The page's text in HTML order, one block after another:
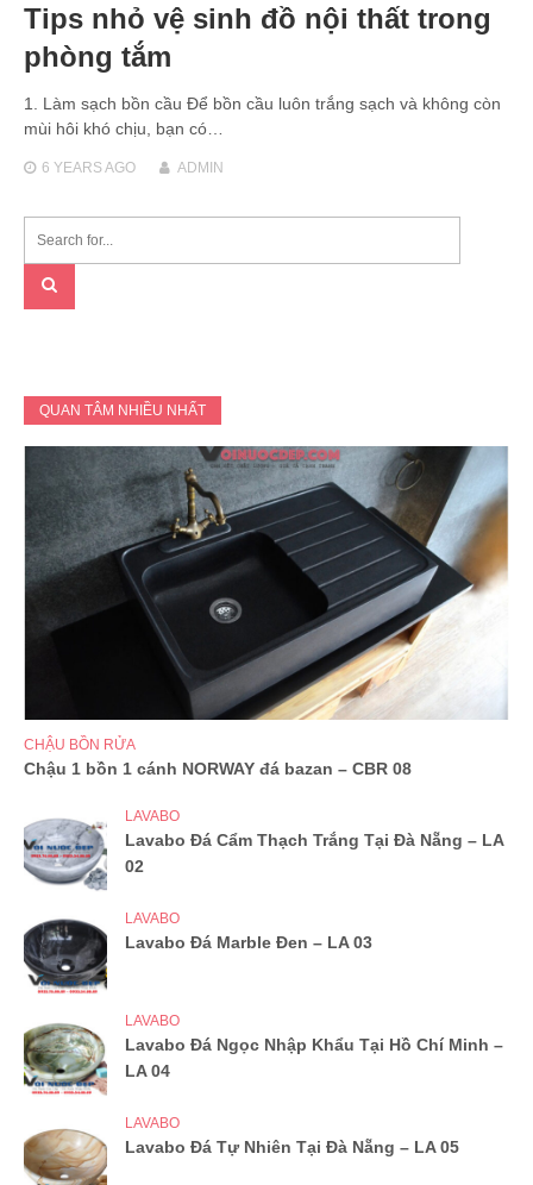
Tips nhỏ vệ sinh đồ nội thất trong
phòng tắm
1. Làm sạch bồn cầu Để bồn cầu luôn trắng sạch và không còn
mùi hôi khó chịu, bạn có…
6 YEARSAGO ADMIN
QUAN TÂM NHIỀU NHẤT
CHẬU BỒN RỬA
Chậu 1 bồn 1 cánh NORWAY đá bazan – CBR 08
LAVABO
Lavabo Đá Cẩm Thạch Trắng Tại Đà Nẵng – LA
02
LAVABO
Lavabo Đá Marble Đen – LA 03
LAVABO
Lavabo Đá Ngọc Nhập Khẩu Tại Hồ Chí Minh –
LA 04
LAVABO
Lavabo Đá Tự Nhiên Tại Đà Nẵng – LA 05